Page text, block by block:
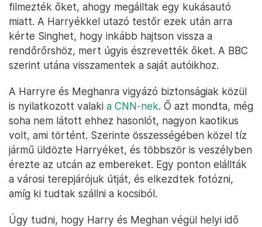
filmezték őket, ahogy megálltak egy kukásautó
miatt. A Harryékkel utazó testőr ezek után arra
kérte Singhet, hogy inkább hajtson vissza a
rendőrőrshöz, mert úgyis észrevették őket. A BBC
szerint utána visszamentek a saját autóikhoz.
A Harryre és Meghanra vigyázó biztonságiak közül
is nyilatkozott valaki a CNN-nek. Ő azt mondta, még
soha nem látott ehhez hasonlót, nagyon kaotikus
volt, ami történt. Szerinte összességében közel tíz
jármű üldözte Harryéket, és többször is veszélyben
érezte az utcán az embereket. Egy ponton elállták
a városi terepjárójuk útját, és elkezdtek fotózni,
amíg ki tudtak szállni a kocsiból.
Úgy tudni, hogy Harry és Meghan végül helyi idő